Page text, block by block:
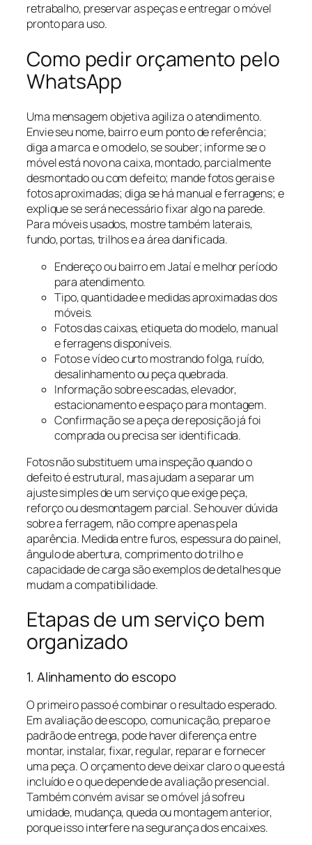
retrabalho, preservar as peças e entregar o móvel
pronto para uso.
Como pedir orçamento pelo
WhatsApp
Uma mensagem objetiva agiliza o atendimento.
Envie seu nome, bairro e um ponto de referência;
diga a marca e o modelo, se souber; informe se o
móvel está novo na caixa, montado, parcialmente
desmontado ou com defeito; mande fotos gerais e
fotos aproximadas; diga se há manual e ferragens; e
explique se será necessário fixar algo na parede.
Para móveis usados, mostre também laterais,
fundo, portas, trilhos e a área danificada.
Endereço ou bairro em Jataí e melhor período
para atendimento.
Tipo, quantidade e medidas aproximadas dos
móveis.
Fotos das caixas, etiqueta do modelo, manual
e ferragens disponíveis.
Fotos e vídeo curto mostrando folga, ruído,
desalinhamento ou peça quebrada.
Informação sobre escadas, elevador,
estacionamento e espaço para montagem.
Confirmação se a peça de reposição já foi
comprada ou precisa ser identificada.
Fotos não substituem uma inspeção quando o
defeito é estrutural, mas ajudam a separar um
ajuste simples de um serviço que exige peça,
reforço ou desmontagem parcial. Se houver dúvida
sobre a ferragem, não compre apenas pela
aparência. Medida entre furos, espessura do painel,
ângulo de abertura, comprimento do trilho e
capacidade de carga são exemplos de detalhes que
mudam a compatibilidade.
Etapas de um serviço bem
organizado
1. Alinhamento do escopo
O primeiro passo é combinar o resultado esperado.
Em avaliação de escopo, comunicação, preparo e
padrão de entrega, pode haver diferença entre
montar, instalar, fixar, regular, reparar e fornecer
uma peça. O orçamento deve deixar claro o que está
incluído e o que depende de avaliação presencial.
Também convém avisar se o móvel já sofreu
umidade, mudança, queda ou montagem anterior,
porque isso interfere na segurança dos encaixes.